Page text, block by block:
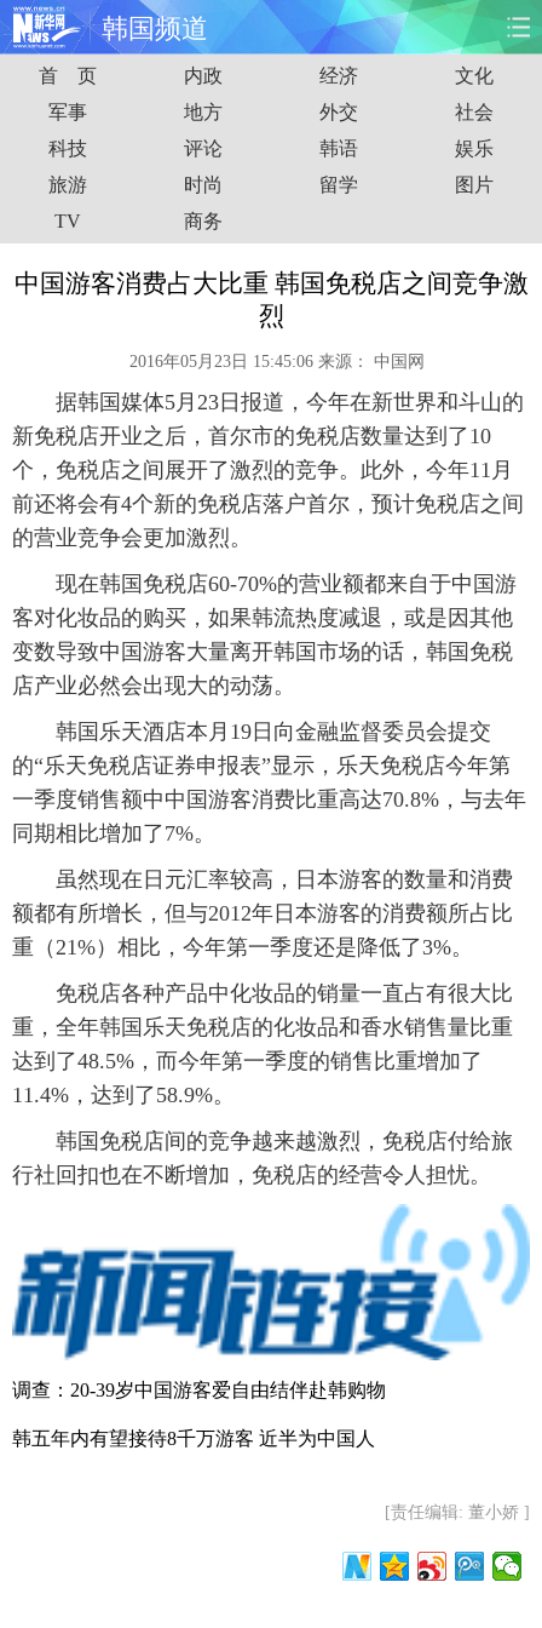
韩国频道
首页 时政 国际 财经
娱乐 体育 人事 教育
时尚 思客
港澳 台湾 华人 汽车
图片 视频 彩票 食品
旅游 健康 信息化 数据
金融 公益 军事 无人机
富媒体 摄影 新华广播
新华电视中文 新华电视英文 返回PC
首 页 内政 经济
文化
军事
地方 外交
社会
科技
评论 韩语
娱乐
旅游
时尚 留学
图片
TV
商务
中国游客消费占大比重 韩国免税店之间竞争激
烈
2016年05月23日 15:45:06 来源： 中国网
据韩国媒体5月23日报道，今年在新世界和斗山的
新免税店开业之后，首尔市的免税店数量达到了10
个，免税店之间展开了激烈的竞争。此外，今年11月
前还将会有4个新的免税店落户首尔，预计免税店之间
的营业竞争会更加激烈。
现在韩国免税店60-70%的营业额都来自于中国游
客对化妆品的购买，如果韩流热度减退，或是因其他
变数导致中国游客大量离开韩国市场的话，韩国免税
店产业必然会出现大的动荡。
韩国乐天酒店本月19日向金融监督委员会提交
的“乐天免税店证券申报表”显示，乐天免税店今年第
一季度销售额中中国游客消费比重高达70.8%，与去年
同期相比增加了7%。
虽然现在日元汇率较高，日本游客的数量和消费
额都有所增长，但与2012年日本游客的消费额所占比
重（21%）相比，今年第一季度还是降低了3%。
免税店各种产品中化妆品的销量一直占有很大比
重，全年韩国乐天免税店的化妆品和香水销售量比重
达到了48.5%，而今年第一季度的销售比重增加了
11.4%，达到了58.9%。
韩国免税店间的竞争越来越激烈，免税店付给旅
行社回扣也在不断增加，免税店的经营令人担忧。
调查：20-39岁中国游客爱自由结伴赴韩购物
韩五年内有望接待8千万游客 近半为中国人
[责任编辑: 董小娇 ]